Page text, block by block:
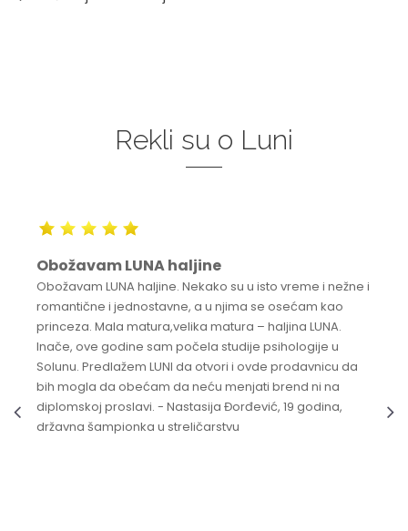
Rekli su o Luni
Obožavam LUNA haljine
Obožavam LUNA haljine. Nekako su u isto vreme i nežne i
romantične i jednostavne, a u njima se osećam kao
princeza. Mala matura,velika matura – haljina LUNA.
Inače, ove godine sam počela studije psihologije u
Solunu. Predlažem LUNI da otvori i ovde prodavnicu da
bih mogla da obećam da neću menjati brend ni na
diplomskoj proslavi. - Nastasija Đorđević, 19 godina,
državna šampionka u streličarstvu